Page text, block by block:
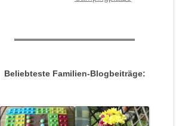
Beliebteste Familien-Blogbeiträge: